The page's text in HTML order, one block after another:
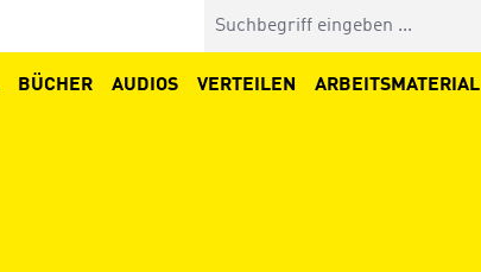
BÜCHER AUDIOS VERTEILEN ARBEITSMATERIAL